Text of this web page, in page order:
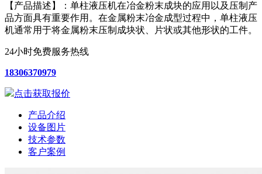
【产品描述】： 单柱液压机在冶金粉末成块的应用以及压制产
品方面具有重要作用。在金属粉末冶金成型过程中，单柱液压
机通常用于将金属粉末压制成块状、片状或其他形状的工件。
24小时免费服务热线
18306370979
点击获取报价
产品介绍
设备图片
技术参数
客户案例